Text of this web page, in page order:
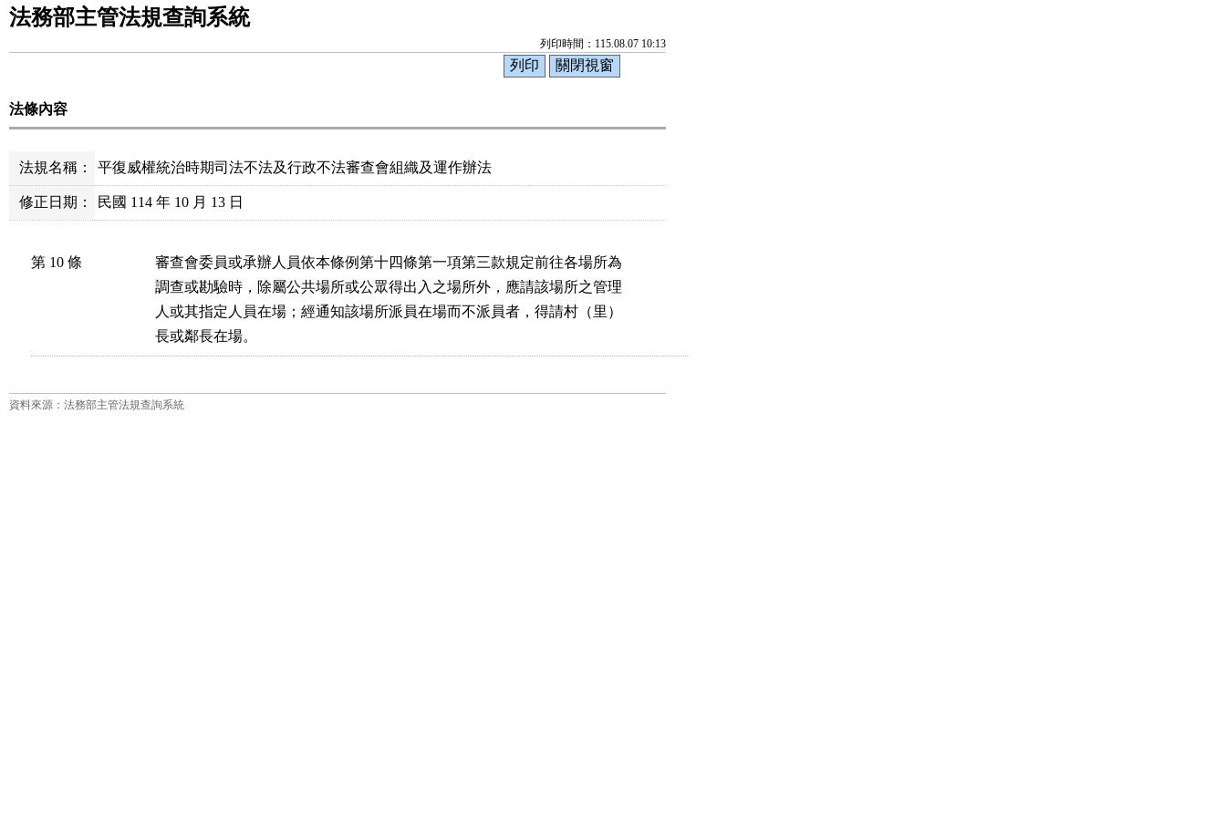
法務部主管法規查詢系統
列印時間：115.08.07 10:13
法條內容
法規名稱： 平復威權統治時期司法不法及行政不法審查會組織及運作辦法
修正日期： 民國 114 年 10 月 13 日
第 10 條
審查會委員或承辦人員依本條例第十四條第一項第三款規定前往各場所為
調查或勘驗時，除屬公共場所或公眾得出入之場所外，應請該場所之管理
人或其指定人員在場；經通知該場所派員在場而不派員者，得請村（里）
長或鄰長在場。
資料來源：法務部主管法規查詢系統